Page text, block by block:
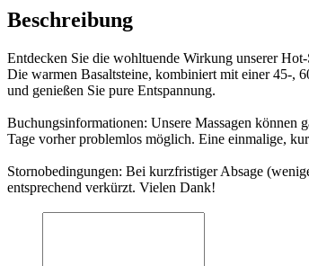
Beschreibung
Entdecken Sie die wohltuende Wirkung unserer Hot-
Die warmen Basaltsteine, kombiniert mit einer 45-,
und genießen Sie pure Entspannung.
Buchungsinformationen: Unsere Massagen können
Tage vorher problemlos möglich. Eine einmalige,
Stornobedingungen: Bei kurzfristiger Absage
entsprechend verkürzt. Vielen Dank!